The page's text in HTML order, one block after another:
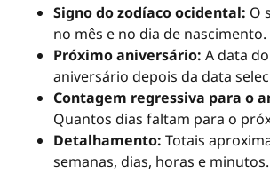
Signo do zodíaco ocidental: O
no mês e no dia de nascimento.
Próximo aniversário: A data
aniversário depois da data
Contagem regressiva para o
Quantos dias faltam para o
Detalhamento: Totais
semanas, dias, horas e minutos.